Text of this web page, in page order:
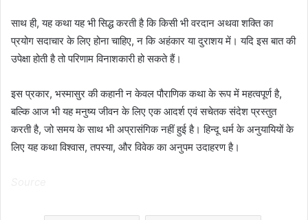
साथ ही, यह कथा यह भी सिद्ध करती है कि किसी भी वरदान अथवा शक्ति का
प्रयोग सदाचार के लिए होना चाहिए, न कि अहंकार या दुराशय में। यदि इस बात की
उपेक्षा होती है तो परिणाम विनाशकारी हो सकते हैं।
इस प्रकार, भस्मासुर की कहानी न केवल पौराणिक कथा के रूप में महत्वपूर्ण है,
बल्कि आज भी यह मनुष्य जीवन के लिए एक आदर्श एवं सचेतक संदेश प्रस्तुत
करती है, जो समय के साथ भी अप्रासंगिक नहीं हुई है। हिन्दू धर्म के अनुयायियों के
लिए यह कथा विश्वास, तपस्या, और विवेक का अनुपम उदाहरण है।